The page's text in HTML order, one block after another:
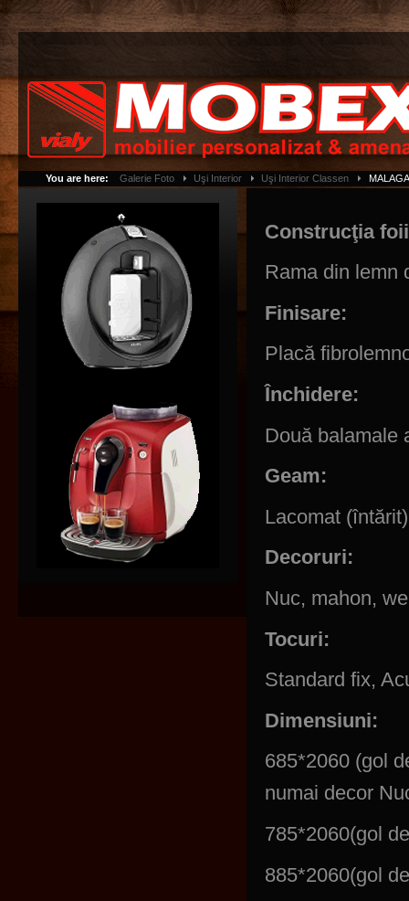
You are here: Galerie Foto Uşi Interior Uşi Interior Classen MALAGA
Construcţia
Rama din lemn
Finisare:
Placă
Închidere:
Două balamale
Geam:
Lacomat (întărit)
Decoruri:
Nuc, mahon,
Tocuri:
Standard fix,
Dimensiuni:
685*2060 (gol
numai decor
785*2060(gol
885*2060(gol